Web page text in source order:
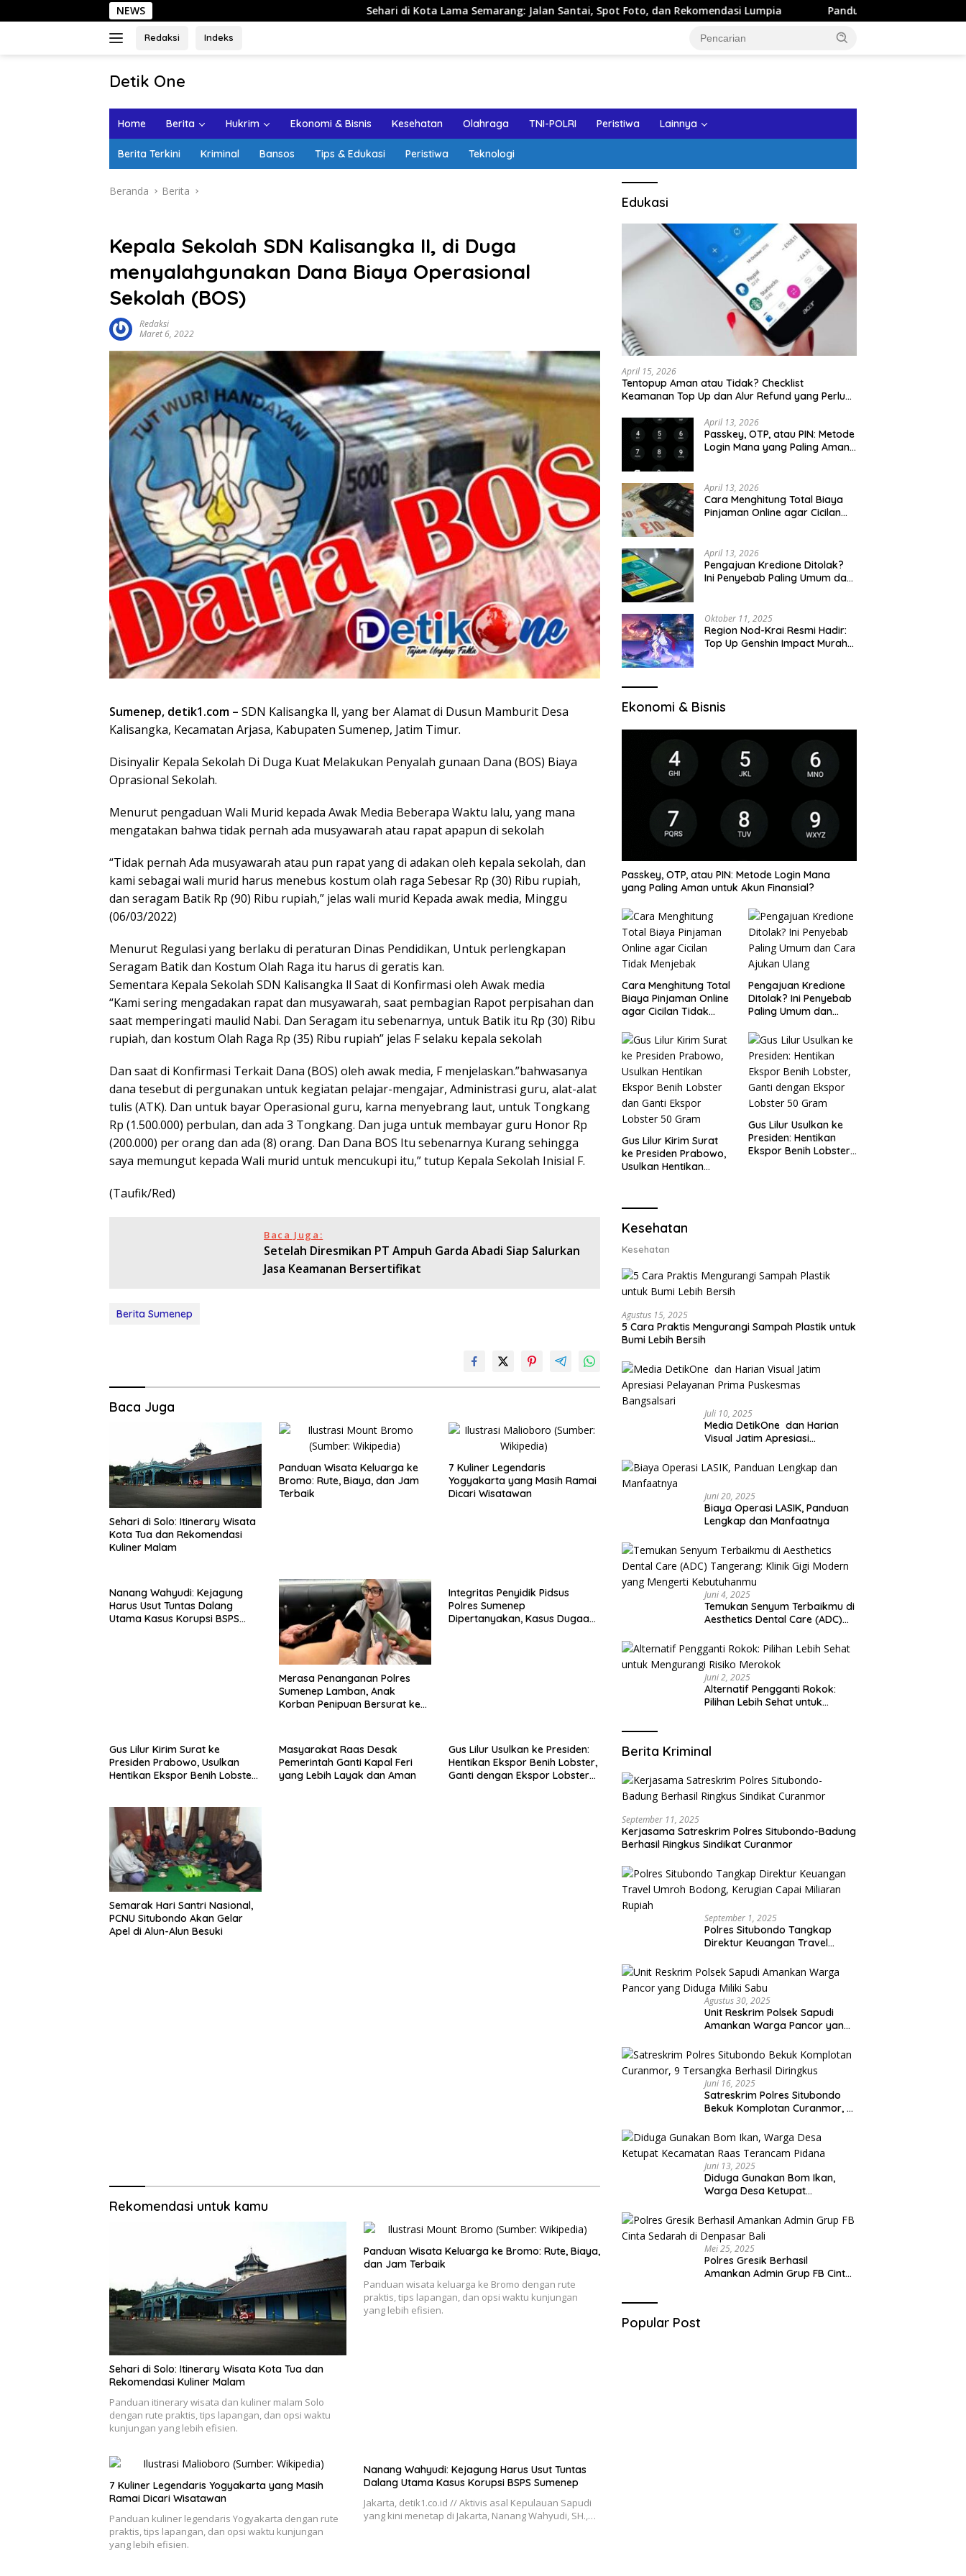
ke
NEWS Sehari di Kota Lama Semarang: Jalan Santai, Spot Foto, dan Rekomendasi Lumpia Panduan Wisata Keluarga ke Kota Batu:
Redaksi Indeks
Detik One
Ungkap
Home Berita Hukrim Ekonomi & Bisnis Kesehatan Olahraga TNI-POLRI Peristiwa Lainnya
Berita Terkini Kriminal Bansos Tips & Edukasi Peristiwa Teknologi
Beranda Berita
Kepala Sekolah SDN Kalisangka II, di Duga
menyalahgunakan Dana Biaya Operasional
Sekolah (BOS)
Redaksi
Maret 6, 2022
Sumenep, detik1.com – SDN Kalisangka ll, yang ber Alamat di Dusun Mamburit Desa
Kalisangka, Kecamatan Arjasa, Kabupaten Sumenep, Jatim Timur.
Disinyalir Kepala Sekolah Di Duga Kuat Melakukan Penyalah gunaan Dana (BOS) Biaya
Oprasional Sekolah.
Menurut pengaduan Wali Murid kepada Awak Media Beberapa Waktu lalu, yang mana
mengatakan bahwa tidak pernah ada musyawarah atau rapat apapun di sekolah
“Tidak pernah Ada musyawarah atau pun rapat yang di adakan oleh kepala sekolah, dan
kami sebagai wali murid harus menebus kostum olah raga Sebesar Rp (30) Ribu rupiah,
dan seragam Batik Rp (90) Ribu rupiah,” jelas wali murid Kepada awak media, Minggu
(06/03/2022)
Menurut Regulasi yang berlaku di peraturan Dinas Pendidikan, Untuk perlengkapan
Seragam Batik dan Kostum Olah Raga itu harus di geratis kan.
Sementara Kepala Sekolah SDN Kalisangka ll Saat di Konfirmasi oleh Awak media
“Kami sering mengadakan rapat dan musyawarah, saat pembagian Rapot perpisahan dan
saat memperingati maulid Nabi. Dan Seragam itu sebenarnya, untuk Batik itu Rp (30) Ribu
rupiah, dan kostum Olah Raga Rp (35) Ribu rupiah” jelas F selaku kepala sekolah
Dan saat di Konfirmasi Terkait Dana (BOS) oleh awak media, F menjelaskan.”bahwasanya
dana tesebut di pergunakan untuk kegiatan pelajar-mengajar, Administrasi guru, alat-alat
tulis (ATK). Dan untuk bayar Operasional guru, karna menyebrang laut, untuk Tongkang
Rp (1.500.000) perbulan, dan ada 3 Tongkang. Dan juga untuk membayar guru Honor Rp
(200.000) per orang dan ada (8) orang. Dan Dana BOS Itu sebenarnya Kurang sehingga
saya memungut kepada Wali murid untuk mencukupi itu,” tutup Kepala Sekolah Inisial F.
(Taufik/Red)
Baca Juga:
Setelah Diresmikan PT Ampuh Garda Abadi Siap Salurkan
Jasa Keamanan Bersertifikat
Berita Sumenep
Baca Juga
Sehari di Solo: Itinerary Wisata
Kota Tua dan Rekomendasi
Kuliner Malam
Panduan Wisata Keluarga ke
Bromo: Rute, Biaya, dan Jam
Terbaik
7 Kuliner Legendaris
Yogyakarta yang Masih Ramai
Dicari Wisatawan
Nanang Wahyudi: Kejagung
Harus Usut Tuntas Dalang
Utama Kasus Korupsi BSPS
Merasa Penanganan Polres
Sumenep Lamban, Anak
Korban Penipuan Bersurat ke
Integritas Penyidik Pidsus
Polres Sumenep
Dipertanyakan, Kasus Dugaan
Gus Lilur Kirim Surat ke
Presiden Prabowo, Usulkan
Hentikan Ekspor Benih Lobster
Masyarakat Raas Desak
Pemerintah Ganti Kapal Feri
yang Lebih Layak dan Aman
Gus Lilur Usulkan ke Presiden:
Hentikan Ekspor Benih Lobster,
Ganti dengan Ekspor Lobster
Semarak Hari Santri Nasional,
PCNU Situbondo Akan Gelar
Apel di Alun-Alun Besuki
Rekomendasi untuk kamu
Sehari di Solo: Itinerary Wisata Kota Tua dan
Rekomendasi Kuliner Malam
Panduan itinerary wisata dan kuliner malam Solo
dengan rute praktis, tips lapangan, dan opsi waktu
kunjungan yang lebih efisien.
Panduan Wisata Keluarga ke Bromo: Rute, Biaya,
dan Jam Terbaik
Panduan wisata keluarga ke Bromo dengan rute
praktis, tips lapangan, dan opsi waktu kunjungan
yang lebih efisien.
7 Kuliner Legendaris Yogyakarta yang Masih
Ramai Dicari Wisatawan
Panduan kuliner legendaris Yogyakarta dengan rute
praktis, tips lapangan, dan opsi waktu kunjungan
yang lebih efisien.
Nanang Wahyudi: Kejagung Harus Usut Tuntas
Dalang Utama Kasus Korupsi BSPS Sumenep
Jakarta, detik1.co.id // Aktivis asal Kepulauan Sapudi
yang kini menetap di Jakarta, Nanang Wahyudi, SH.,…
Edukasi
April 15, 2026
Tentopup Aman atau Tidak? Checklist
Keamanan Top Up dan Alur Refund yang Perlu
April 13, 2026
Passkey, OTP, atau PIN: Metode
Login Mana yang Paling Aman
April 13, 2026
Cara Menghitung Total Biaya
Pinjaman Online agar Cicilan
April 13, 2026
Pengajuan Kredione Ditolak?
Ini Penyebab Paling Umum dan
Oktober 11, 2025
Region Nod-Krai Resmi Hadir:
Top Up Genshin Impact Murah
Ekonomi & Bisnis
Passkey, OTP, atau PIN: Metode Login Mana
yang Paling Aman untuk Akun Finansial?
Cara Menghitung Total
Biaya Pinjaman Online
agar Cicilan Tidak
Pengajuan Kredione
Ditolak? Ini Penyebab
Paling Umum dan
Gus Lilur Kirim Surat
ke Presiden Prabowo,
Usulkan Hentikan
Lobster 50 Gram
Gus Lilur Usulkan ke
Presiden: Hentikan
Ekspor Benih Lobster,
Kesehatan
Kesehatan
Agustus 15, 2025
5 Cara Praktis Mengurangi Sampah Plastik untuk
Bumi Lebih Bersih
Juli 10, 2025
Media DetikOne dan Harian
Visual Jatim Apresiasi
Bangsalsari
Juni 20, 2025
Biaya Operasi LASIK, Panduan
Lengkap dan Manfaatnya
Juni 4, 2025
Temukan Senyum Terbaikmu di
Aesthetics Dental Care (ADC)
yang Mengerti Kebutuhanmu
Juni 2, 2025
Alternatif Pengganti Rokok:
Pilihan Lebih Sehat untuk
Berita Kriminal
September 11, 2025
Kerjasama Satreskrim Polres Situbondo-Badung
Berhasil Ringkus Sindikat Curanmor
September 1, 2025
Polres Situbondo Tangkap
Direktur Keuangan Travel
Capai Miliaran Rupiah
Agustus 30, 2025
Unit Reskrim Polsek Sapudi
Amankan Warga Pancor yang
Juni 16, 2025
Satreskrim Polres Situbondo
Bekuk Komplotan Curanmor, 9
Juni 13, 2025
Diduga Gunakan Bom Ikan,
Warga Desa Ketupat
Pidana
Mei 25, 2025
Polres Gresik Berhasil
Amankan Admin Grup FB Cinta
Popular Post